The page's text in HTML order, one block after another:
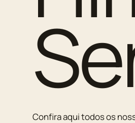
Confira aqui todos os